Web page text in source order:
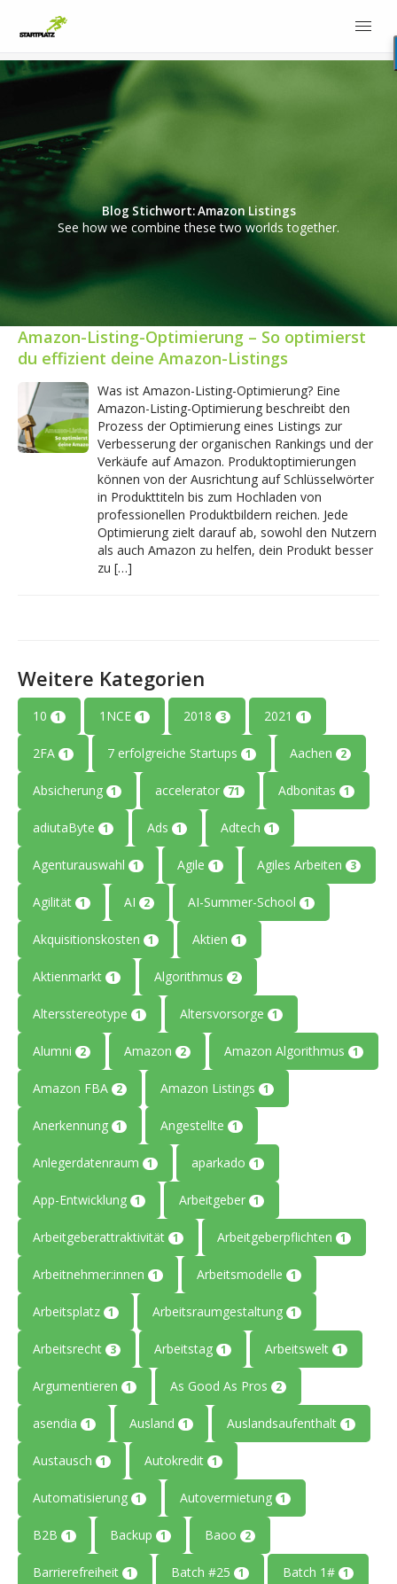
Blog Stichwort: Amazon Listings
See how we combine these two worlds together.
Amazon-Listing-Optimierung – So optimierst
du effizient deine Amazon-Listings
Was ist Amazon-Listing-Optimierung? Eine
Amazon-Listing-Optimierung beschreibt den
Prozess der Optimierung eines Listings zur
Verbesserung der organischen Rankings und der
Verkäufe auf Amazon. Produktoptimierungen
können von der Ausrichtung auf Schlüsselwörter
in Produkttiteln bis zum Hochladen von
professionellen Produktbildern reichen. Jede
Optimierung zielt darauf ab, sowohl den Nutzern
als auch Amazon zu helfen, dein Produkt besser
zu […]
Weitere Kategorien
10 1 1NCE 1 2018 3 2021 1
2FA 1 7 erfolgreiche Startups 1 Aachen 2
Absicherung 1 accelerator 71 Adbonitas 1
adiutaByte 1 Ads 1 Adtech 1
Agenturauswahl 1 Agile 1 Agiles Arbeiten 3
Agilität 1 AI 2 AI-Summer-School 1
Akquisitionskosten 1 Aktien 1
Aktienmarkt 1 Algorithmus 2
Altersstereotype 1 Altersvorsorge 1
Alumni 2 Amazon 2 Amazon Algorithmus 1
Amazon FBA 2 Amazon Listings 1
Anerkennung 1 Angestellte 1
Anlegerdatenraum 1 aparkado 1
App-Entwicklung 1 Arbeitgeber 1
Arbeitgeberattraktivität 1 Arbeitgeberpflichten 1
Arbeitnehmer:innen 1 Arbeitsmodelle 1
Arbeitsplatz 1 Arbeitsraumgestaltung 1
Arbeitsrecht 3 Arbeitstag 1 Arbeitswelt 1
Argumentieren 1 As Good As Pros 2
asendia 1 Ausland 1 Auslandsaufenthalt 1
Austausch 1 Autokredit 1
Automatisierung 1 Autovermietung 1
B2B 1 Backup 1 Baoo 2
Barrierefreiheit 1 Batch #25 1 Batch 1# 1